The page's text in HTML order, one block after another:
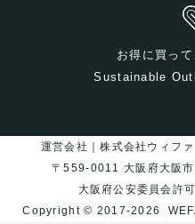
お得に買って
Sustainable
運営会社｜株式会社ウィフ
〒559-0011 大阪府大阪
大阪府公安委員会許
Copyright © 2017-2026